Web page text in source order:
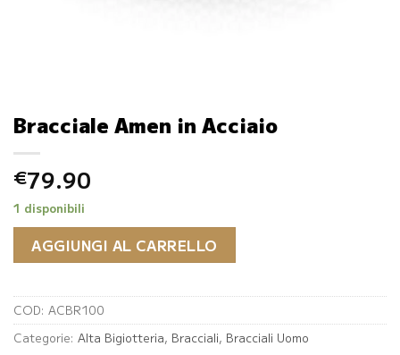
Bracciale Amen in Acciaio
€79.90
1 disponibili
AGGIUNGI AL CARRELLO
COD: ACBR100
Categorie: Alta Bigiotteria, Bracciali, Bracciali Uomo